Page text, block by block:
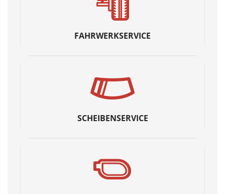
FAHRWERKSERVICE
SCHEIBENSERVICE